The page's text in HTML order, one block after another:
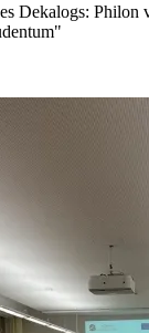
Dekalogs: Philon